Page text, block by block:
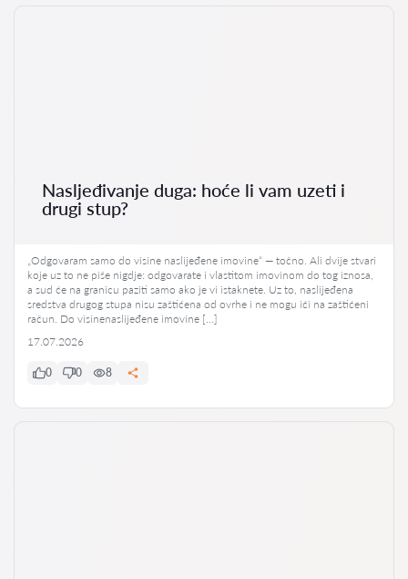
Nasljeđivanje duga: hoće li vam uzeti i
drugi stup?
„Odgovaram samo do visine naslijeđene imovine“ — točno. Ali dvije stvari
koje uz to ne piše nigdje: odgovarate i vlastitom imovinom do tog iznosa,
a sud će na granicu paziti samo ako je vi istaknete. Uz to, naslijeđena
sredstva drugog stupa nisu zaštićena od ovrhe i ne mogu ići na zaštićeni
račun. Do visinenaslijeđene imovine […]
17.07.2026
0 0 8